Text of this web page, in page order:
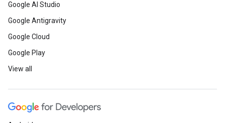
Google AI Studio
Google Antigravity
Google Cloud
Google Play
View all